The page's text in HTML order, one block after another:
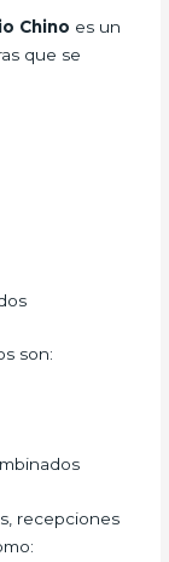
Chino es un
que se
son:
recepciones